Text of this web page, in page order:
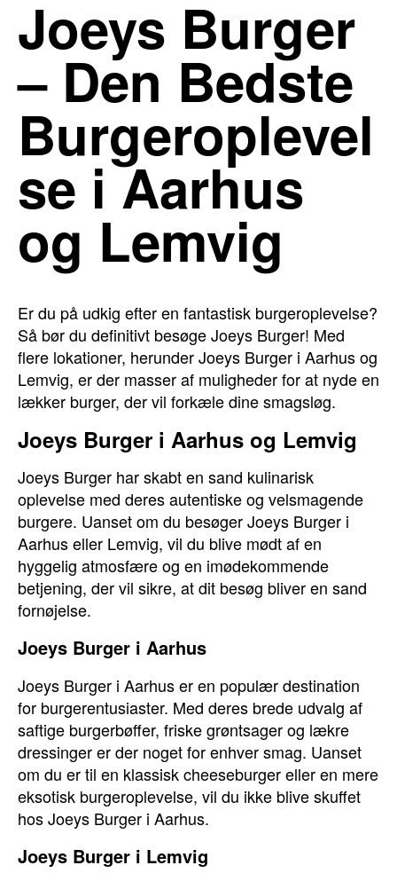
Joeys Burger
– Den Bedste
Burgeroplevel
se i Aarhus
og Lemvig
Er du på udkig efter en fantastisk burgeroplevelse?
Så bør du definitivt besøge Joeys Burger! Med
flere lokationer, herunder Joeys Burger i Aarhus og
Lemvig, er der masser af muligheder for at nyde en
lækker burger, der vil forkæle dine smagsløg.
Joeys Burger i Aarhus og Lemvig
Joeys Burger har skabt en sand kulinarisk
oplevelse med deres autentiske og velsmagende
burgere. Uanset om du besøger Joeys Burger i
Aarhus eller Lemvig, vil du blive mødt af en
hyggelig atmosfære og en imødekommende
betjening, der vil sikre, at dit besøg bliver en sand
fornøjelse.
Joeys Burger i Aarhus
Joeys Burger i Aarhus er en populær destination
for burgerentusiaster. Med deres brede udvalg af
saftige burgerbøffer, friske grøntsager og lækre
dressinger er der noget for enhver smag. Uanset
om du er til en klassisk cheeseburger eller en mere
eksotisk burgeroplevelse, vil du ikke blive skuffet
hos Joeys Burger i Aarhus.
Joeys Burger i Lemvig